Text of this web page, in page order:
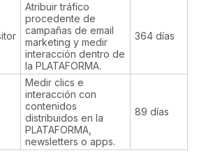
Atribuir tráfico
procedente de
campañas de email
marketing y medir
interacción dentro de
la PLATAFORMA.
364 días
Medir clics e
interacción con
contenidos
distribuidos en la
PLATAFORMA,
newsletters o apps.
89 días